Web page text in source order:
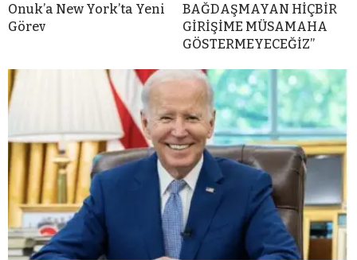
Onuk’a New York’ta Yeni
Görev
BAĞDAŞMAYAN HİÇBİR
GİRİŞİME MÜSAMAHA
GÖSTERMEYECEĞİZ”